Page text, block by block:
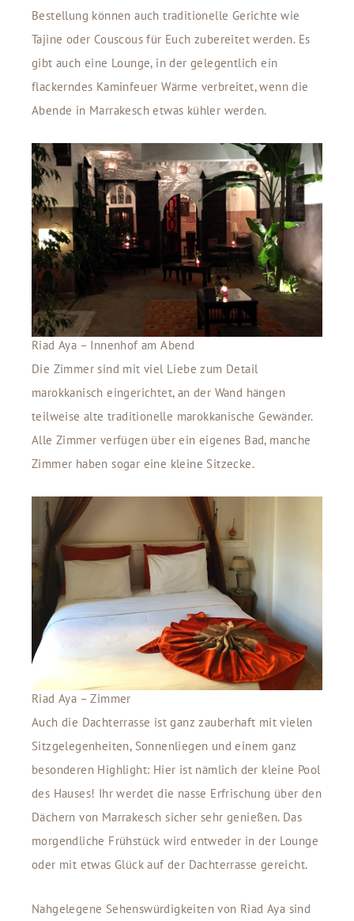
Bestellung können auch traditionelle Gerichte wie
Tajine oder Couscous für Euch zubereitet werden. Es
gibt auch eine Lounge, in der gelegentlich ein
flackerndes Kaminfeuer Wärme verbreitet, wenn die
Abende in Marrakesch etwas kühler werden.
Riad Aya – Innenhof am Abend
Die Zimmer sind mit viel Liebe zum Detail
marokkanisch eingerichtet, an der Wand hängen
teilweise alte traditionelle marokkanische Gewänder.
Alle Zimmer verfügen über ein eigenes Bad, manche
Zimmer haben sogar eine kleine Sitzecke.
Riad Aya – Zimmer
Auch die Dachterrasse ist ganz zauberhaft mit vielen
Sitzgelegenheiten, Sonnenliegen und einem ganz
besonderen Highlight: Hier ist nämlich der kleine Pool
des Hauses! Ihr werdet die nasse Erfrischung über den
Dächern von Marrakesch sicher sehr genießen. Das
morgendliche Frühstück wird entweder in der Lounge
oder mit etwas Glück auf der Dachterrasse gereicht.
Nahgelegene Sehenswürdigkeiten von Riad Aya sind